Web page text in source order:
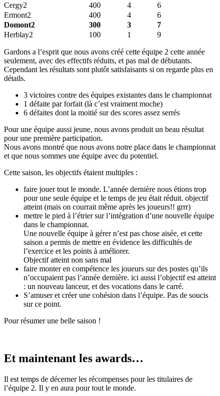
Cergy2
400 4
6
Ermont2
400 4
6
Domont2
300 3
7
Herblay2
100 1 9
Gardons a l’esprit que nous avons créé cette équipe 2 cette année
seulement, avec des effectifs réduits, et pas mal de débutants.
Cependant les résultats sont plutôt satisfaisants si on regarde plus en
détails.
3 victoires contre des équipes existantes dans le championnat
1 défaite par forfait (là c’est vraiment moche)
6 défaites dont la moitié sur des scores assez serrés
Pour une équipe aussi jeune, nous avons produit un beau résultat
pour une première participation.
Nous avons montré que nous avons notre place dans le championnat
et que nous sommes une équipe avec du potentiel.
Cette saison, les objectifs étaient multiples :
faire jouer tout le monde. L’année dernière nous étions trop
pour une seule équipe et le temps de jeu était réduit. objectif
atteint (mais on courrait même après les joueurs!! grrr)
mettre le pied à l’étrier sur l’intégration d’une nouvelle équipe
dans le championnat.
Une nouvelle équipe à gérer n’est pas chose aisée, et cette
saison a permis de mettre en évidence les difficultés de
l’exercice et les points à améliorer.
Objectif atteint non sans mal
faire monter en compétence les joueurs sur des postes qu’ils
n’occupaient pas l’année dernière. ici aussi l’objectif est atteint
: un nouveau lanceur, et des vocations dans le carré.
S’amuser et créer une cohésion dans l’équipe. Pas de soucis
sur ce point.
Pour résumer une belle saison !
Et maintenant les awards…
Il est temps de décerner les récompenses pour les titulaires de
l’équipe 2. Il y en aura pour tout le monde.